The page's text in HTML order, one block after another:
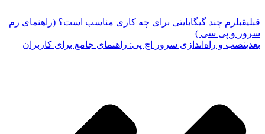
قبلیقبلرم چند گیگابایتی برای چه کاری مناسب است؟ (راهنمای رم
سرور و پی سی )
بعدینصب و راه‌اندازی سرور اچ پی: راهنمای جامع برای کاربران